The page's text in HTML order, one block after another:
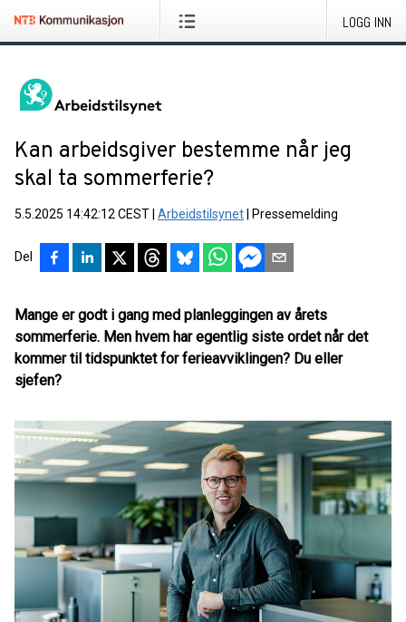
LOGG INN
Kan arbeidsgiver bestemme når jeg
skal ta sommerferie?
5.5.2025 14:42:12 CEST Arbeidstilsynet Pressemelding
Del
Mange er godt i gang med planleggingen av årets
sommerferie. Men hvem har egentlig siste ordet når det
kommer til tidspunktet for ferieavviklingen? Du eller
sjefen?